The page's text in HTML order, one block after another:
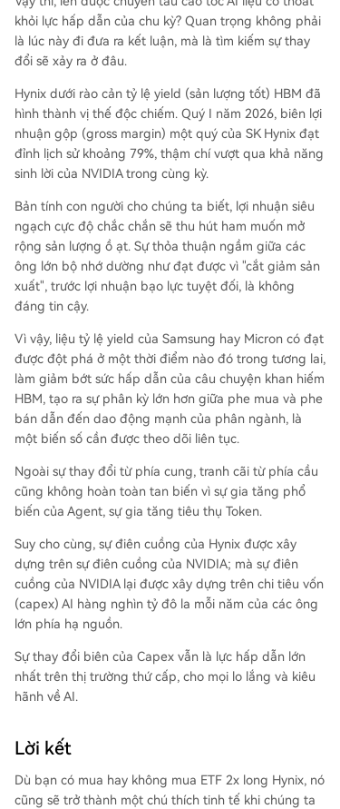
khỏi lực hấp dẫn của chu kỳ? Quan trọng không phải
là lúc này đi đưa ra kết luận, mà là tìm kiếm sự thay
đổi sẽ xảy ra ở đâu.
Hynix dưới rào cản tỷ lệ yield (sản lượng tốt) HBM đã
hình thành vị thế độc chiếm. Quý I năm 2026, biên lợi
nhuận gộp (gross margin) một quý của SK Hynix đạt
đỉnh lịch sử khoảng 79%, thậm chí vượt qua khả năng
sinh lời của NVIDIA trong cùng kỳ.
Bản tính con người cho chúng ta biết, lợi nhuận siêu
ngạch cực độ chắc chắn sẽ thu hút ham muốn mở
rộng sản lượng ồ ạt. Sự thỏa thuận ngầm giữa các
ông lớn bộ nhớ dường như đạt được vì "cắt giảm sản
xuất", trước lợi nhuận bạo lực tuyệt đối, là không
đáng tin cậy.
Vì vậy, liệu tỷ lệ yield của Samsung hay Micron có đạt
được đột phá ở một thời điểm nào đó trong tương lai,
làm giảm bớt sức hấp dẫn của câu chuyện khan hiếm
HBM, tạo ra sự phân kỳ lớn hơn giữa phe mua và phe
bán dẫn đến dao động mạnh của phân ngành, là
một biến số cần được theo dõi liên tục.
Ngoài sự thay đổi từ phía cung, tranh cãi từ phía cầu
cũng không hoàn toàn tan biến vì sự gia tăng phổ
biến của Agent, sự gia tăng tiêu thụ Token.
Suy cho cùng, sự điên cuồng của Hynix được xây
dựng trên sự điên cuồng của NVIDIA; mà sự điên
cuồng của NVIDIA lại được xây dựng trên chi tiêu vốn
(capex) AI hàng nghìn tỷ đô la mỗi năm của các ông
lớn phía hạ nguồn.
Sự thay đổi biên của Capex vẫn là lực hấp dẫn lớn
nhất trên thị trường thứ cấp, cho mọi lo lắng và kiêu
hãnh về AI.
Lời kết
Dù bạn có mua hay không mua ETF 2x long Hynix, nó
cũng sẽ trở thành một chú thích tinh tế khi chúng ta